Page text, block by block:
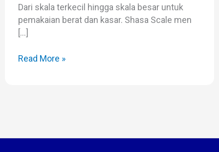
Dari skala terkecil hingga skala besar untuk
pemakaian berat dan kasar. Shasa Scale men
[…]
Read More »